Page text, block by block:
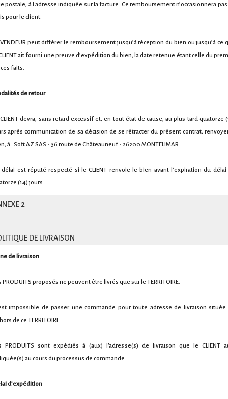
postale, à l'adresse indiquée sur la facture. Ce remboursement n’occasionnera
pour le client.
peut différer le remboursement jusqu’à réception du bien ou jusqu’à ce
ait fourni une preuve d’expédition du bien, la date retenue étant celle du
faits.
de retour
devra, sans retard excessif et, en tout état de cause, au plus tard quatorze
après communication de sa décision de se rétracter du présent contrat,
à : Soft AZ SAS - 36 route de Châteauneuf - 26200 MONTELIMAR.
délai est réputé respecté si le CLIENT renvoie le bien avant l’expiration du délai
(14) jours.
2
DE LIVRAISON
de livraison
PRODUITS proposés ne peuvent être livrés que sur le TERRITOIRE.
impossible de passer une commande pour toute adresse de livraison située
de ce TERRITOIRE.
PRODUITS sont expédiés à (aux) l'adresse(s) de livraison que le CLIENT
au cours du processus de commande.
d’expédition